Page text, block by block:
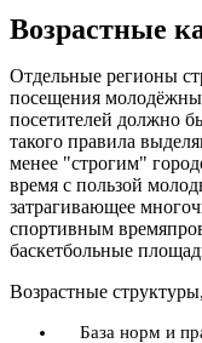
Возрастные
Отдельные регионы
посещения
посетителей должно
такого правила
менее "строгим"
время с пользой
затрагивающее
спортивным
баскетбольные
Возрастные
База норм и